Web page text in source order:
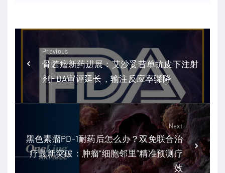
Previous
骨髓瘤新药进展：艾沙妥昔单抗皮下注射
剂FDA审评延长，输注反应率骤降
Next
黑色素瘤PD-1耐药后怎么办？双免联合治
疗最新突破：肿瘤“细胞邻里”精准预测疗
效